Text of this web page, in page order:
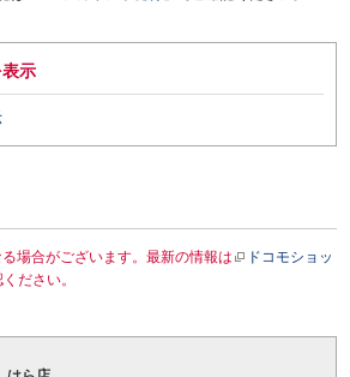
表示
場合がございます。最新の情報は
ドコモショッ
ださい。